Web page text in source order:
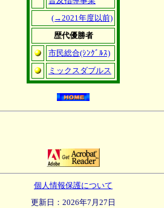
(→2021年度以前)
歴代優勝者
市民総合(ｼﾝｸﾞﾙｽ)
ミックスダブルス
個人情報保護について
更新日：2026年7月27日